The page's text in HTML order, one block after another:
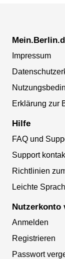
Impressum
Erklärung zur
Hilfe
FAQ und
Support
Richtlinien
Leichte
Nutzerkonto
Anmelden
Registrieren
Passwort